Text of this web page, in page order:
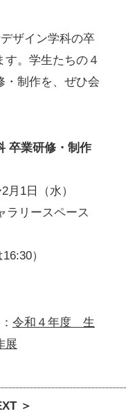
ザイン学科の卒
。学生たちの４
・制作を、ぜひ会
卒業研修・制作
月1日（水）
ラリースペース
）
令和４年度 生
展
＞